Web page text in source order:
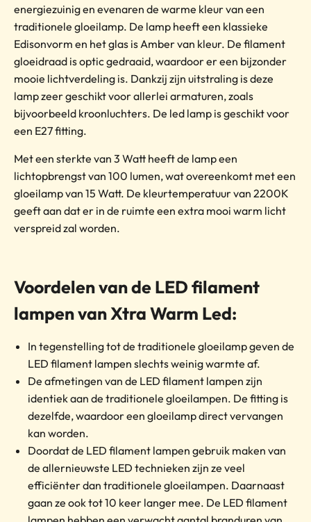
energiezuinig en evenaren de warme kleur van een
traditionele gloeilamp. De lamp heeft een klassieke
Edisonvorm en het glas is Amber van kleur. De filament
gloeidraad is optic gedraaid, waardoor er een bijzonder
mooie lichtverdeling is. Dankzij zijn uitstraling is deze
lamp zeer geschikt voor allerlei armaturen, zoals
bijvoorbeeld kroonluchters. De led lamp is geschikt voor
een E27 fitting.
Met een sterkte van 3 Watt heeft de lamp een
lichtopbrengst van 100 lumen, wat overeenkomt met een
gloeilamp van 15 Watt. De kleurtemperatuur van 2200K
geeft aan dat er in de ruimte een extra mooi warm licht
verspreid zal worden.
Voordelen van de LED filament
lampen van Xtra Warm Led:
In tegenstelling tot de traditionele gloeilamp geven de
LED filament lampen slechts weinig warmte af.
De afmetingen van de LED filament lampen zijn
identiek aan de traditionele gloeilampen. De fitting is
dezelfde, waardoor een gloeilamp direct vervangen
kan worden.
Doordat de LED filament lampen gebruik maken van
de allernieuwste LED technieken zijn ze veel
efficiënter dan traditionele gloeilampen. Daarnaast
gaan ze ook tot 10 keer langer mee. De LED filament